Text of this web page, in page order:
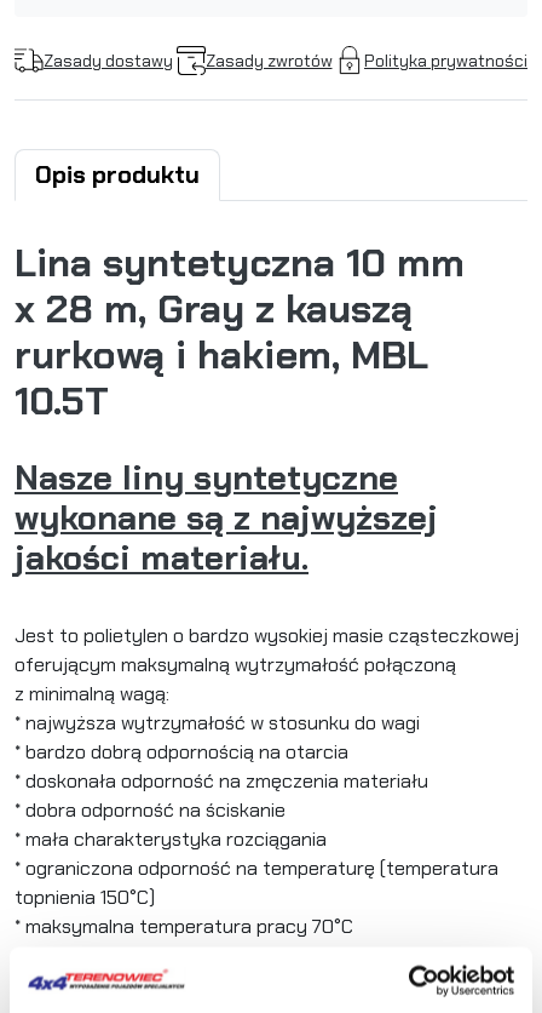
Zasady dostawy Zasady zwrotów Polityka prywatności
Opis produktu
Lina syntetyczna 10 mm
x 28 m, Gray z kauszą
rurkową i hakiem, MBL
10.5T
Nasze liny syntetyczne
wykonane są z najwyższej
jakości materiału.
Jest to polietylen o bardzo wysokiej masie cząsteczkowej
oferującym maksymalną wytrzymałość połączoną
z minimalną wagą:
* najwyższa wytrzymałość w stosunku do wagi
* bardzo dobrą odpornością na otarcia
* doskonała odporność na zmęczenia materiału
* dobra odporność na ściskanie
* mała charakterystyka rozciągania
* ograniczona odporność na temperaturę (temperatura
topnienia 150°C)
* maksymalna temperatura pracy 70°C